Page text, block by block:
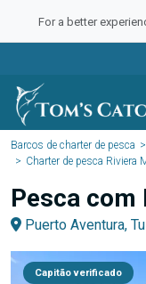
For a better
Barcos de charter de pesca
Charter de pesca Riviera
Pesca com
Puerto Aventura,
Capitão verificado